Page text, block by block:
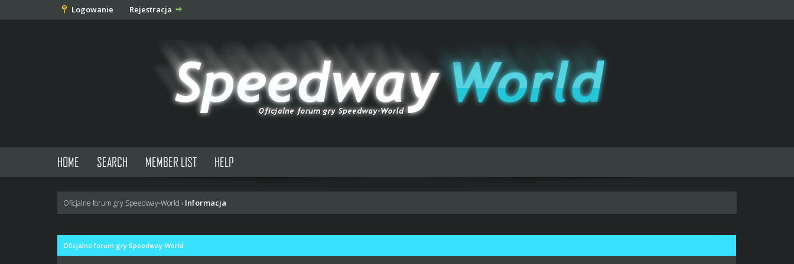
Logowanie Rejestracja
HOME SEARCH MEMBER LIST HELP
Oficjalne forum gry Speedway-World › Informacja
Oficjalne forum gry Speedway-World